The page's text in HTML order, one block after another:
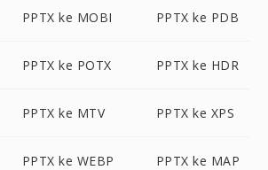
PPTX ke MOBI PPTX ke PDB
PPTX ke POTX PPTX ke HDR
PPTX ke MTV PPTX ke XPS
PPTX ke WEBP PPTX ke MAP